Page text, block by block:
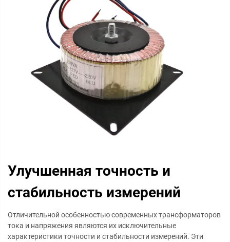
Улучшенная точность и
стабильность измерений
Отличительной особенностью современных трансформаторов
тока и напряжения являются их исключительные
характеристики точности и стабильности измерений. Эти